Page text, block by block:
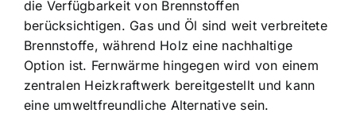
die Verfügbarkeit von Brennstoffen
berücksichtigen. Gas und Öl sind weit verbreitete
Brennstoffe, während Holz eine nachhaltige
Option ist. Fernwärme hingegen wird von einem
zentralen Heizkraftwerk bereitgestellt und kann
eine umweltfreundliche Alternative sein.